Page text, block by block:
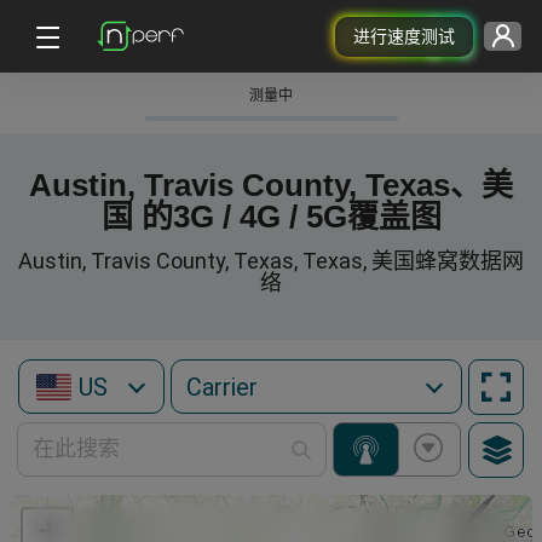
进行速度测试
测量中
Austin, Travis County, Texas、美
国 的3G / 4G / 5G覆盖图
Austin, Travis County, Texas, Texas, 美国蜂窝数据网
络
US